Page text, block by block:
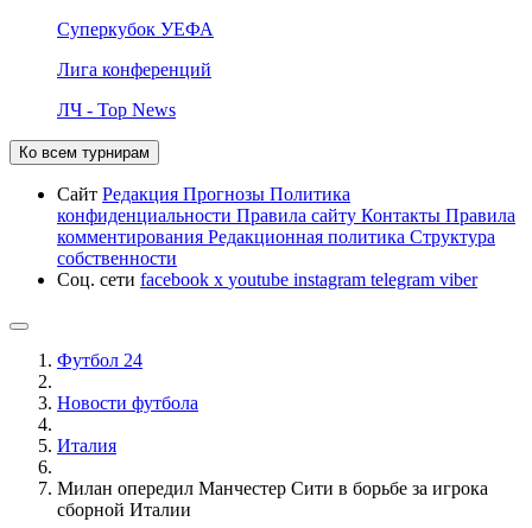
Суперкубок УЕФА
Лига конференций
ЛЧ - Top News
Ко всем турнирам
Сайт Редакция Прогнозы Политика
конфиденциальности Правила сайту Контакты Правила
комментирования Редакционная политика Структура
собственности
Соц. сети facebook x youtube instagram telegram viber
Футбол 24
Новости футбола
Италия
Милан опередил Манчестер Сити в борьбе за игрока
сборной Италии